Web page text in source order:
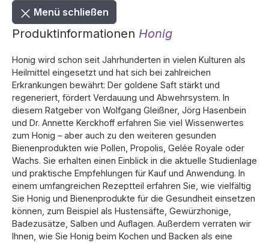
Menü schließen
Produktinformationen Honig
Honig wird schon seit Jahrhunderten in vielen Kulturen als
Heilmittel eingesetzt und hat sich bei zahlreichen
Erkrankungen bewährt: Der goldene Saft stärkt und
regeneriert, fördert Verdauung und Abwehrsystem. In
diesem Ratgeber von Wolfgang Gleißner, Jörg Hasenbein
und Dr. Annette Kerckhoff erfahren Sie viel Wissenwertes
zum Honig – aber auch zu den weiteren gesunden
Bienenprodukten wie Pollen, Propolis, Gelée Royale oder
Wachs. Sie erhalten einen Einblick in die aktuelle Studienlage
und praktische Empfehlungen für Kauf und Anwendung. In
einem umfangreichen Rezeptteil erfahren Sie, wie vielfältig
Sie Honig und Bienenprodukte für die Gesundheit einsetzen
können, zum Beispiel als Hustensäfte, Gewürzhonige,
Badezusätze, Salben und Auflagen. Außerdem verraten wir
Ihnen, wie Sie Honig beim Kochen und Backen als eine